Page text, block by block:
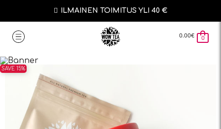
ILMAINEN TOIMITUS YLI 40 €
0.00€ 0
SAVE 15%